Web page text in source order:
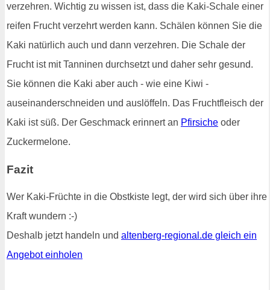
verzehren. Wichtig zu wissen ist, dass die Kaki-Schale einer
reifen Frucht verzehrt werden kann. Schälen können Sie die
Kaki natürlich auch und dann verzehren. Die Schale der
Frucht ist mit Tanninen durchsetzt und daher sehr gesund.
Sie können die Kaki aber auch - wie eine Kiwi -
auseinanderschneiden und auslöffeln. Das Fruchtfleisch der
Kaki ist süß. Der Geschmack erinnert an Pfirsiche oder
Zuckermelone.
Fazit
Wer Kaki-Früchte in die Obstkiste legt, der wird sich über ihre
Kraft wundern :-)
Deshalb jetzt handeln und altenberg-regional.de gleich ein
Angebot einholen